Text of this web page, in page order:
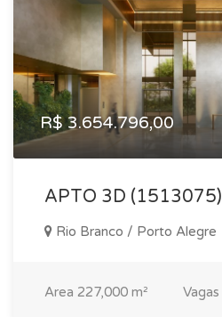
R$ 3.654.796,00
APTO 3D (1513075)
Rio Branco / Porto Alegre
Area 227,000 m² Vagas